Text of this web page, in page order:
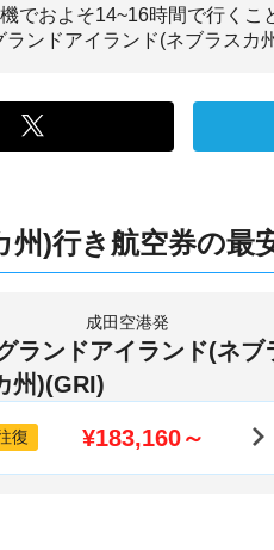
でおよそ14~16時間で行く
ンドアイランド(ネブラスカ
)行き航空券の最
成田空港発
ランドアイランド(ネブ
州)(GRI)
復 ¥183,160～